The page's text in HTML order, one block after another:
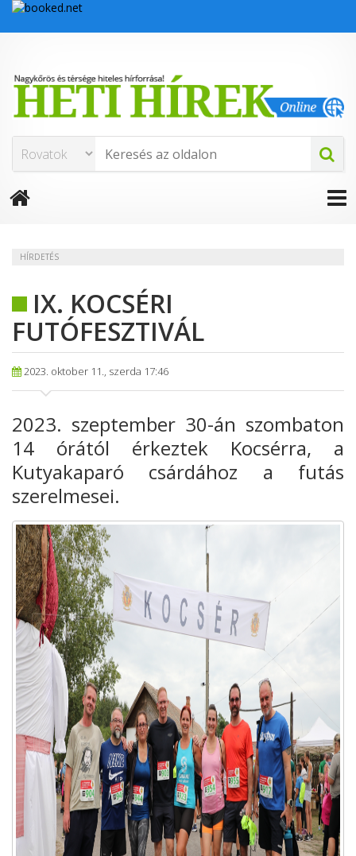
HÍRDETÉS
IX. KOCSÉRI
FUTÓFESZTIVÁL
2023. oktober 11., szerda 17:46
2023. szeptember 30-án szombaton
14 órától érkeztek Kocsérra, a
Kutyakaparó csárdához a futás
szerelmesei.